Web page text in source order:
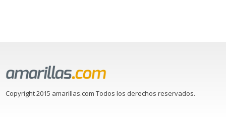
Copyright 2015 amarillas.com Todos los derechos reservados.